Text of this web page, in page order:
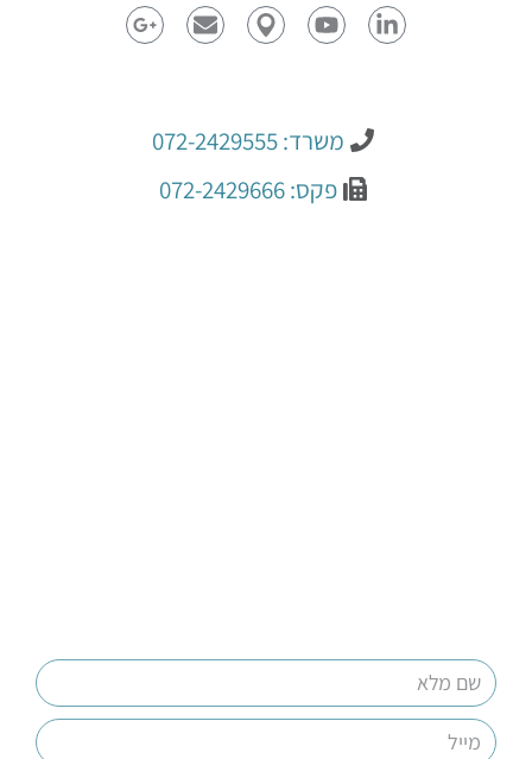
משרד: 072-2429555
פקס: 072-2429666